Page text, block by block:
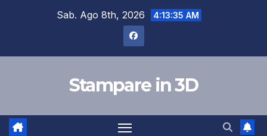
Sab. Ago 8th, 2026 4:13:36 AM
Stampare in 3D